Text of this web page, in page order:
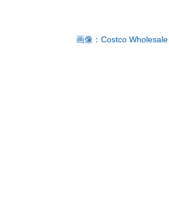
画像：Costco Wholesale